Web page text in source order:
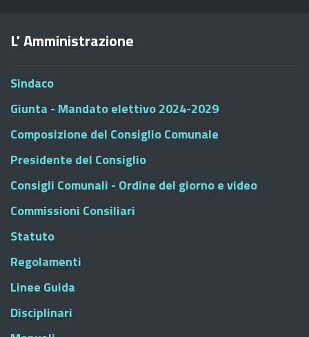
L' Amministrazione
Sindaco
Giunta - Mandato elettivo 2024-2029
Composizione del Consiglio Comunale
Presidente del Consiglio
Consigli Comunali - Ordine del giorno e video
Commissioni Consiliari
Statuto
Regolamenti
Linee Guida
Disciplinari